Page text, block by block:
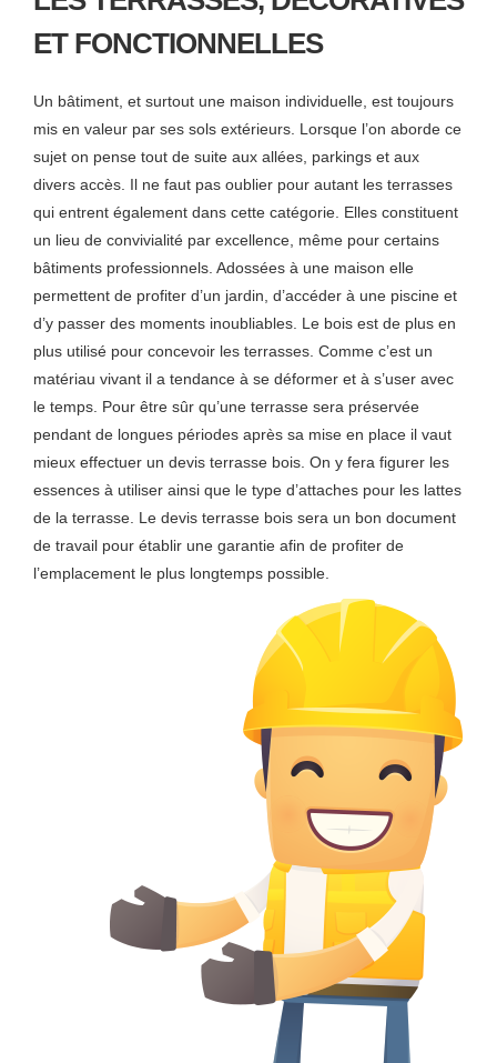
ET FONCTIONNELLES
Un bâtiment, et surtout une maison individuelle, est toujours
mis en valeur par ses sols extérieurs. Lorsque l’on aborde ce
sujet on pense tout de suite aux allées, parkings et aux
divers accès. Il ne faut pas oublier pour autant les terrasses
qui entrent également dans cette catégorie. Elles constituent
un lieu de convivialité par excellence, même pour certains
bâtiments professionnels. Adossées à une maison elle
permettent de profiter d’un jardin, d’accéder à une piscine et
d’y passer des moments inoubliables. Le bois est de plus en
plus utilisé pour concevoir les terrasses. Comme c’est un
matériau vivant il a tendance à se déformer et à s’user avec
le temps. Pour être sûr qu’une terrasse sera préservée
pendant de longues périodes après sa mise en place il vaut
mieux effectuer un devis terrasse bois. On y fera figurer les
essences à utiliser ainsi que le type d’attaches pour les lattes
de la terrasse. Le devis terrasse bois sera un bon document
de travail pour établir une garantie afin de profiter de
l’emplacement le plus longtemps possible.